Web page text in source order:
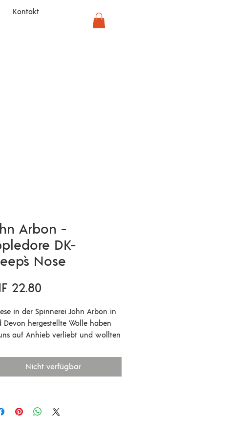
Arbon -
DK-
Nose
22.80
in der Spinnerei John Arbon in
Devon hergestellte Wolle haben
auf Anhieb verliebt und wollten
rustikaleres Garn mit einem
Farbspiel, hergestellt aus
lässt. Die Wolle dafür stammt
Nicht verfügbar
Kontakt